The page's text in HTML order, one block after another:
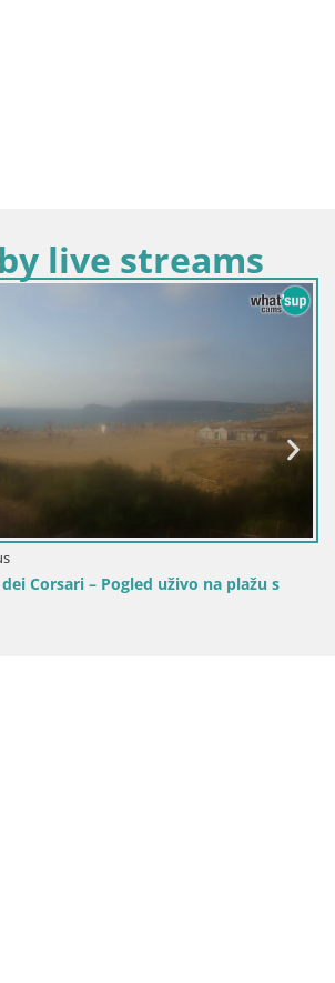
live streams
s Plaža Mari Ermi | Is Arutas –